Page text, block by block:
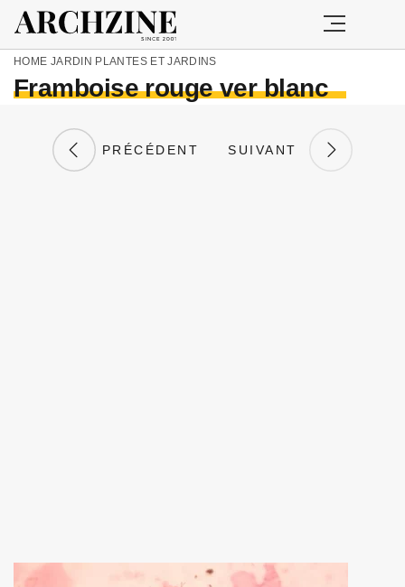
HOME JARDIN PLANTES ET JARDINS
Framboise rouge ver blanc
PRÉCÉDENT SUIVANT